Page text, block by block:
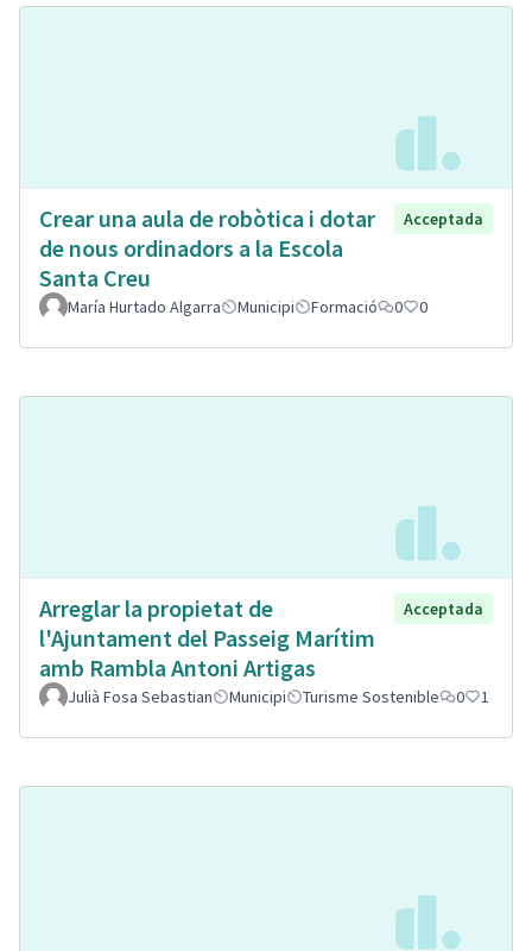
Crear una aula de robòtica i dotar
de nous ordinadors a la Escola
Santa Creu
Acceptada
María Hurtado Algarra Municipi Formació 0 0
Arreglar la propietat de
l'Ajuntament del Passeig Marítim
amb Rambla Antoni Artigas
Acceptada
Julià Fosa Sebastian Municipi Turisme Sostenible 0 1